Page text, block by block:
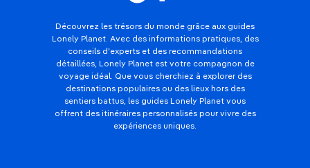
Découvrez les trésors du monde grâce aux guides
Lonely Planet. Avec des informations pratiques, des
conseils d'experts et des recommandations
détaillées, Lonely Planet est votre compagnon de
voyage idéal. Que vous cherchiez à explorer des
destinations populaires ou des lieux hors des
sentiers battus, les guides Lonely Planet vous
offrent des itinéraires personnalisés pour vivre des
expériences uniques.